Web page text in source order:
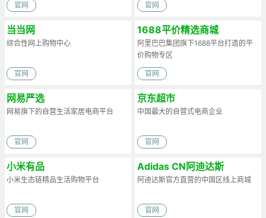
官网 官网
当当网
综合性网上购物中心
官网
1688平价精选商城
阿里巴巴集团旗下1688平台打造的平
价购物专区
官网
网易严选
网易旗下的自营生活家居电商平台
官网
京东超市
中国最大的自营式电商企业
官网
小米有品
小米生态链精品生活购物平台
官网
Adidas CN阿迪达斯
阿迪达斯官方直营的中国区线上商城
官网